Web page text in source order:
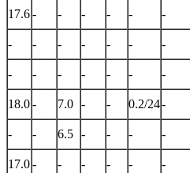
17.6- - - - - -
- - - - - - -
- - - - - - -
18.0- 7.0 - - 0.2/24-
- - 6.5 - - - -
17.0- - - - - -